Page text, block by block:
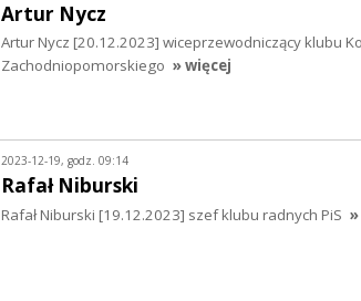
Artur Nycz
Artur Nycz [20.12.2023] wiceprzewodniczący klubu
Zachodniopomorskiego » więcej
2023-12-19, godz. 09:14
Rafał Niburski
Rafał Niburski [19.12.2023] szef klubu radnych PiS